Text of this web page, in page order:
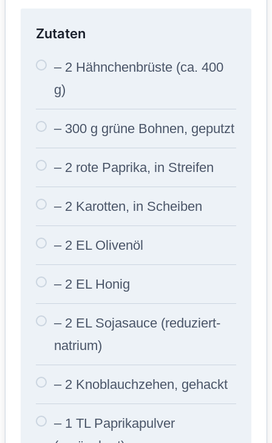
Zutaten
– 2 Hähnchenbrüste (ca. 400
g)
– 300 g grüne Bohnen, geputzt
– 2 rote Paprika, in Streifen
– 2 Karotten, in Scheiben
– 2 EL Olivenöl
– 2 EL Honig
– 2 EL Sojasauce (reduziert-
natrium)
– 2 Knoblauchzehen, gehackt
– 1 TL Paprikapulver